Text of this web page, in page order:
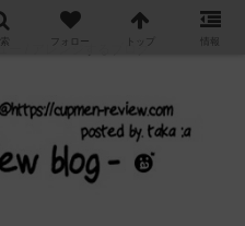
/ アレンジするブログ
フォロー トップ 情報